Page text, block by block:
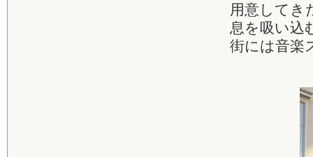
用意してき
息を吸い込
街には音楽